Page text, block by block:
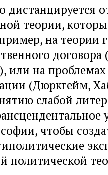
дистанцируется
теории,
на теории
договора
или на
(Дюркгейм,
слабой
чтобы
политической